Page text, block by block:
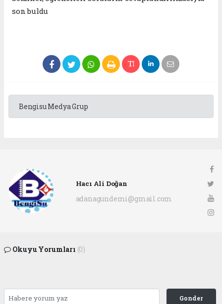
son buldu
Bengisu Medya Grup
Hacı Ali Doğan
adanagundemi@gmail.com
Okuyu Yorumları (0)
Gonder